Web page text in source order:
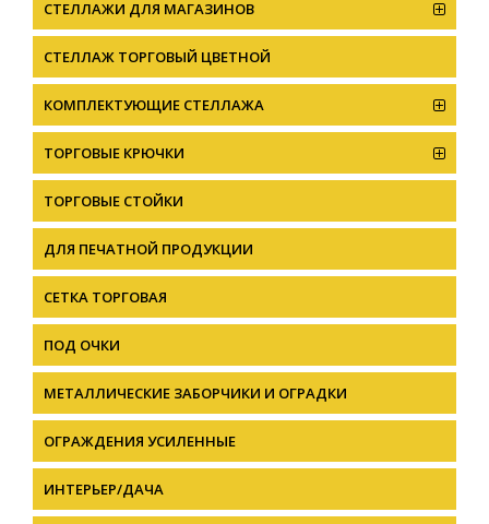
СТЕЛЛАЖИ ДЛЯ МАГАЗИНОВ
CТЕЛЛАЖ ТОРГОВЫЙ ЦВЕТНОЙ
КОМПЛЕКТУЮЩИЕ СТЕЛЛАЖА
ТОРГОВЫЕ КРЮЧКИ
ТОРГОВЫЕ СТОЙКИ
ДЛЯ ПЕЧАТНОЙ ПРОДУКЦИИ
СЕТКА ТОРГОВАЯ
ПОД ОЧКИ
МЕТАЛЛИЧЕСКИЕ ЗАБОРЧИКИ И ОГРАДКИ
ОГРАЖДЕНИЯ УСИЛЕННЫЕ
ИНТЕРЬЕР/ДАЧА